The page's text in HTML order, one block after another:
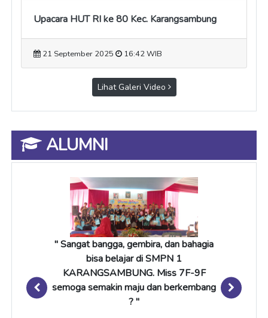
Upacara HUT RI ke 80 Kec. Karangsambung
21 September 2025 16:42 WIB
Lihat Galeri Video
ALUMNI
" Sangat bangga, gembira, dan bahagia
bisa belajar di SMPN 1
KARANGSAMBUNG. Miss 7F-9F
semoga semakin maju dan berkembang
? "